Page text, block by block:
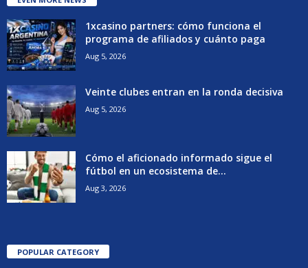
1xcasino partners: cómo funciona el
programa de afiliados y cuánto paga
Aug 5, 2026
Veinte clubes entran en la ronda decisiva
Aug 5, 2026
Cómo el aficionado informado sigue el
fútbol en un ecosistema de...
Aug 3, 2026
POPULAR CATEGORY